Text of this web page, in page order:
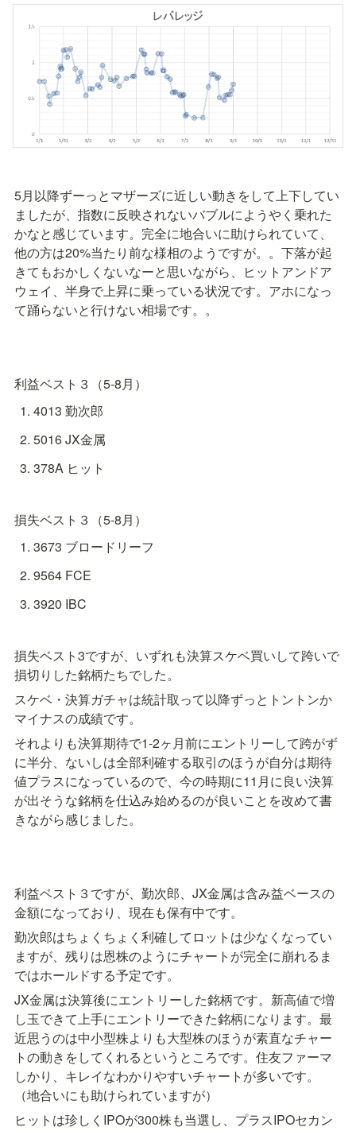
5月以降ずーっとマザーズに近しい動きをして上下してい
ましたが、指数に反映されないバブルにようやく乗れた
かなと感じています。完全に地合いに助けられていて、
他の方は20%当たり前な様相のようですが。。下落が起
きてもおかしくないなーと思いながら、ヒットアンドア
ウェイ、半身で上昇に乗っている状況です。アホになっ
て踊らないと行けない相場です。。
利益ベスト３（5-8月）
4013 勤次郎
5016 JX金属
378A ヒット
損失ベスト３（5-8月）
3673 ブロードリーフ
9564 FCE
3920 IBC
損失ベスト3ですが、いずれも決算スケベ買いして跨いで
損切りした銘柄たちでした。
スケベ・決算ガチャは統計取って以降ずっとトントンか
マイナスの成績です。
それよりも決算期待で1-2ヶ月前にエントリーして跨がず
に半分、ないしは全部利確する取引のほうが自分は期待
値プラスになっているので、今の時期に11月に良い決算
が出そうな銘柄を仕込み始めるのが良いことを改めて書
きながら感じました。
利益ベスト３ですが、勤次郎、JX金属は含み益ベースの
金額になっており、現在も保有中です。
勤次郎はちょくちょく利確してロットは少なくなってい
ますが、残りは恩株のようにチャートが完全に崩れるま
ではホールドする予定です。
JX金属は決算後にエントリーした銘柄です。新高値で増
し玉できて上手にエントリーできた銘柄になります。最
近思うのは中小型株よりも大型株のほうが素直なチャー
トの動きをしてくれるというところです。住友ファーマ
しかり、キレイなわかりやすいチャートが多いです。
（地合いにも助けられていますが）
ヒットは珍しくIPOが300株も当選し、プラスIPOセカン